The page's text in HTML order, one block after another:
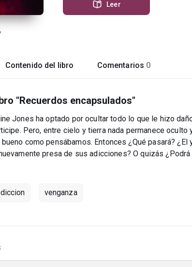
Leer
Contenido del libro Comentarios 0
"Recuerdos encapsulados"
Jones ha optado por ocultar todo lo que le hizo
Pero, entre cielo y tierra nada permanece oculto
como pensábamos. Entonces ¿Qué pasará?
presa de sus adicciones? O quizás
venganza